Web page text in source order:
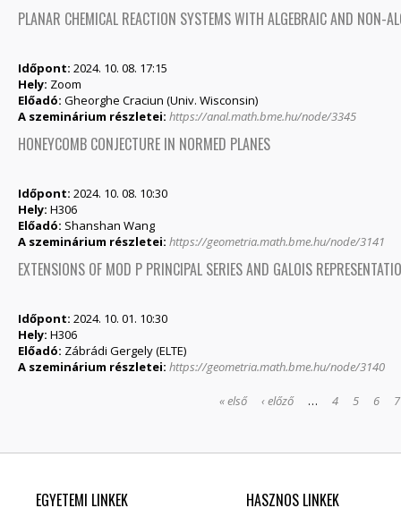
PLANAR CHEMICAL REACTION SYSTEMS WITH ALGEBRAIC AND NON-
Időpont: 2024. 10. 08. 17:15
Hely: Zoom
Előadó: Gheorghe Craciun (Univ. Wisconsin)
A szeminárium részletei: https://anal.math.bme.hu/node/3345
HONEYCOMB CONJECTURE IN NORMED PLANES
Időpont: 2024. 10. 08. 10:30
Hely: H306
Előadó: Shanshan Wang
A szeminárium részletei: https://geometria.math.bme.hu/node/3141
EXTENSIONS OF MOD P PRINCIPAL SERIES AND GALOIS
Időpont: 2024. 10. 01. 10:30
Hely: H306
Előadó: Zábrádi Gergely (ELTE)
A szeminárium részletei: https://geometria.math.bme.hu/node/3140
« első ‹ előző … 4 5 6 7
EGYETEMI LINKEK HASZNOS LINKEK